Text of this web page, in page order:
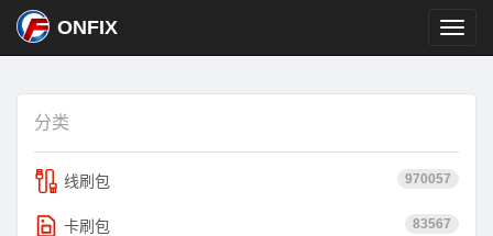
ONFIX
分类
970057
线刷包
83567
卡刷包